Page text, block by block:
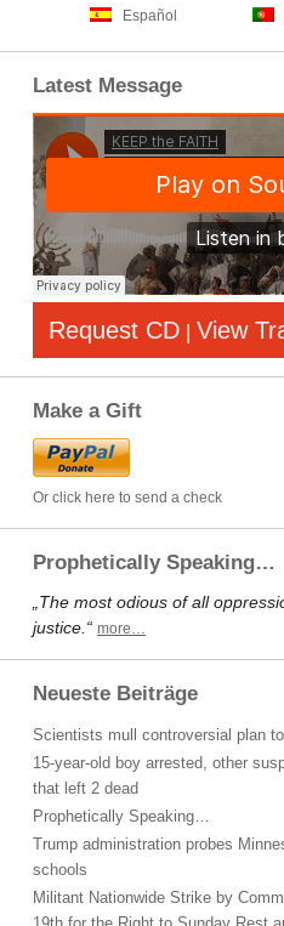
Español
Latest Message
Request CD | View
Make a Gift
Or click here to send a check
Prophetically Speaking…
„The most odious of all
justice.“ more…
Neueste Beiträge
Scientists mull controversial plan
15-year-old boy arrested, other
that left 2 dead
Prophetically Speaking…
Trump administration probes
schools
Militant Nationwide Strike by